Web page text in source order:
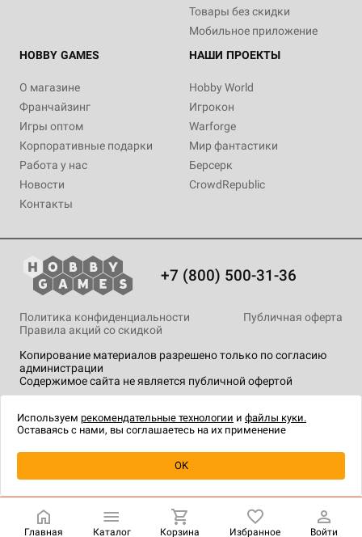
Уведомить о наличии
Товары без скидки
Мобильное приложение
HOBBY GAMES
О магазине
Франчайзинг
Игры оптом
Корпоративные подарки
Работа у нас
Новости
Контакты
НАШИ ПРОЕКТЫ
Hobby World
Игрокон
Warforge
Мир фантастики
Берсерк
CrowdRepublic
+7 (800) 500-31-36
Копирование материалов разрешено только по согласию
администрации
Содержимое сайта не является публичной офертой
Политика конфиденциальности
Публичная оферта
Правила акций со скидкой
технологии.
Главная Каталог Корзина Избранное Войти
Используем рекомендательные технологии и файлы куки.
Оставаясь с нами, вы соглашаетесь на их применение
OK